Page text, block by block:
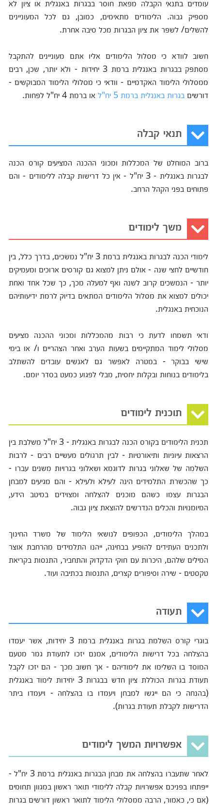
עומדים בתנאי הקבלה מפאת חוסר בבגרות באנגלית או ציון לא
מספיק גבוה. הלימודים מתאימים, כמובן, גם לכל המעוניינים
להשלים/ לשפר את ציון הבגרות מכל סיבה אחרת.
חשוב לוודא כי מסלול הלימודים אליו אתם מעוניינים להתקבל
מסתפק בבגרות באנגלית ברמת 3 יחידות - ולא יותר, שכן, רבים
ממסלולי הלימוד האקדמיים - וודאי כי מסלולי הלימוד המבוקשים -
דורשים בגרות באנגלית ברמת 5 יח"ל או ברמת 4 יח"ל לפחות.
תנאי קבלה
ברוב המוחלט של המכללות ומכוני ההכנה המציעים קורס הכנה
לבגרות באנגלית - 3 יח"ל - אין כל דרישות קבלה ללימודים - והם
פתוחים בפני הקהל הרחב.
משך לימודים
לימודי הכנה לבגרות באנגלית ברמת 3 יח"ל נמשכים, בדרך כלל, בין
חודשיים לחצי שנה - אולם ניתן למצוא גם קורסים ארוכים ומעמיקים
יותר - הנמשכים קרוב לשנה ואף למעלה מכך, כך שכל אחד ואחת
יכולים למצוא את מסלול הלימודים המתאים בדיוק לרמת ידיעותיהם
הנוכחית באנגלית.
ודאי תשמחו לדעת כי רבות מהמכללות ומכוני ההכנה מציעים
מסלולי לימוד המתקיימים בשעות הערב ואחר הצהריים ו/ או בימי
שישי בבוקר - במטרה לאפשר גם לאנשים עובדים להשתלב
בלימודים בנוחות ובקלות יחסית, מבלי לפגוע כמעט בסדר יומם.
תוכנית לימודים
תכנית הלימודים בקורס הכנה לבגרות באנגלית - 3 יח"ל משלבת בין
הרצאות עיוניות ותיאורטיות - לבין תרגולים מעשיים רבים - לרבות
השלמה של שאלוני בגרות לדוגמא ושאלוני בגרויות משנים עברו -
כך שהכשרת התלמידים הינה לעילא ולעילא - והם מגיעים למבחן
הבגרות עצמו כשהם מוכנים להצלחה ומצוידים במיטב הידע,
המיומנויות והכלים הנדרשים להוצאת ציון גבוה.
במהלך הלימודים, הכפופים לנושאי הלימוד של משרד החינוך
ולתכנים העתידים להופיע בבחינה, ייהנו התלמידים מהרחבת אוצר
המילים שלהם, היכרות עם חוקי הדקדוק והתחביר, התנסות בקריאת
טקסטים - שירה וסיפורים קצרים, התנסות בכתיבה ועוד.
תעודה
בוגרי קורס השלמת בגרות באנגלית ברמת 3 יחידות, אשר יעמדו
בהצלחה בכל דרישות הלימודים, אמנם יזכו לתעודת גמר מטעם
המוסד בו השלימו את לימודיהם - אך חשוב מכך - הם יזכו לקבל
תעודת בגרות הכוללת ציון חדש בבגרות 3 יחידות לימוד באנגלית
(בהנחה כי הם ייגשו למבחן ויעמדו בו בהצלחה - ויעמדו ביתר
הדרישות לקבלת תעודת בגרות).
אפשרויות המשך לימודים
לאחר שתעברו בהצלחה את מבחן הבגרות באנגלית ברמת 3 יח"ל -
ייפתחו בפניכם אפשרויות קבלה ללימודי תואר ראשון במגוון תחומים
(אם כי, כאמור, הרבה ממסלולי הלימוד לתואר ראשון דורשים בגרות